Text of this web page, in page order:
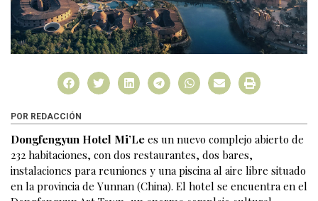
POR REDACCIÓN
Dongfengyun Hotel Mi’Le es un nuevo complejo abierto de
232 habitaciones, con dos restaurantes, dos bares,
instalaciones para reuniones y una piscina al aire libre situado
en la provincia de Yunnan (China). El hotel se encuentra en el